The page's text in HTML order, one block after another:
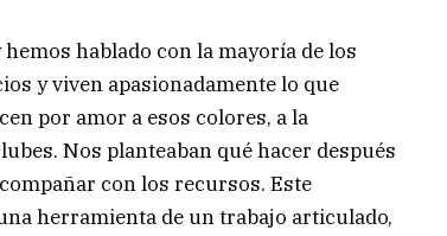
hablado con la mayoría de los
y viven apasionadamente lo que
por amor a esos colores, a la
Nos planteaban qué hacer después
con los recursos. Este
herramienta de un trabajo articulado,